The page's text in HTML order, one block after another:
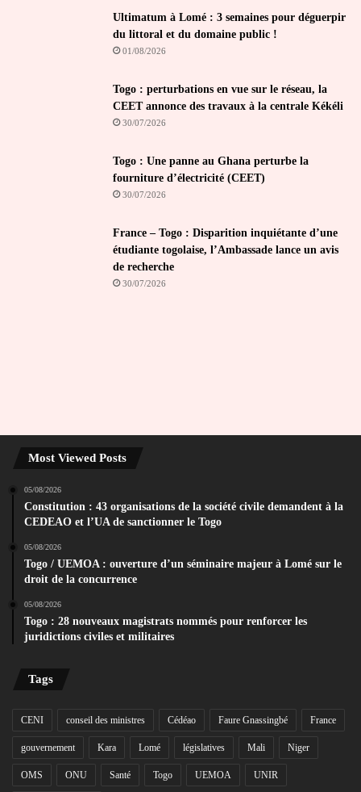
Ultimatum à Lomé : 3 semaines pour déguerpir
du littoral et du domaine public !
01/08/2026
Togo : perturbations en vue sur le réseau, la
CEET annonce des travaux à la centrale Kékéli
30/07/2026
Togo : Une panne au Ghana perturbe la
fourniture d’électricité (CEET)
30/07/2026
France – Togo : Disparition inquiétante d’une
étudiante togolaise, l’Ambassade lance un avis
de recherche
30/07/2026
Most Viewed Posts
05/08/2026
Constitution : 43 organisations de la société civile demandent à la
CEDEAO et l’UA de sanctionner le Togo
05/08/2026
Togo / UEMOA : ouverture d’un séminaire majeur à Lomé sur le
droit de la concurrence
05/08/2026
Togo : 28 nouveaux magistrats nommés pour renforcer les
juridictions civiles et militaires
Tags
CENI conseil des ministres Cédéao Faure Gnassingbé France
gouvernement Kara Lomé législatives Mali Niger
OMS ONU Santé Togo UEMOA UNIR